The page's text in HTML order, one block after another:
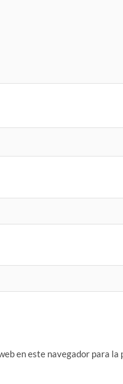
en este navegador para la